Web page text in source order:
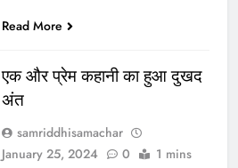
Read More
एक और प्रेम कहानी का हुआ दुखद
अंत
samriddhisamachar
January 25, 2024
0 1 mins